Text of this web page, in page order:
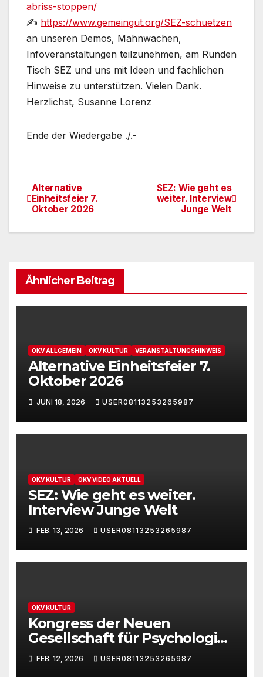
abriss-stoppen/
✍ https://www.gemeingut.org/SEZ-schuetzen
an unseren Demos, Mahnwachen,
Infoveranstaltungen teilzunehmen, am Runden
Tisch SEZ und uns mit Ideen und fachlichen
Hinweise zu unterstützen. Vielen Dank.
Herzlichst, Susanne Lorenz
Ende der Wiedergabe ./.-
BeitragsnavigationSEZ: Wie geht es
weiter. Interview
Junge Welt
Alternative
Einheitsfeier 7.
Oktober 2026
Ähnlicher Beitrag
OKV ALLGEMEIN OKV KULTUR VERANSTALTUNGSHINWEIS
Alternative Einheitsfeier 7.
Oktober 2026
JUNI 18, 2026 USER08113253265987
OKV KULTUR OKV VIDEO AKTUELL
SEZ: Wie geht es weiter.
Interview Junge Welt
FEB. 13, 2026 USER08113253265987
OKV KULTUR
Kongress der Neuen
Gesellschaft für Psychologie
2026 – ACHTUNG: NEUER
VERANSTALTUNGSORT
FEB. 12, 2026 USER08113253265987